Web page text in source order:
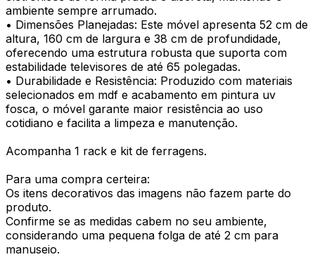
ambiente sempre arrumado.
• Dimensões Planejadas: Este móvel apresenta 52 cm de
altura, 160 cm de largura e 38 cm de profundidade,
oferecendo uma estrutura robusta que suporta com
estabilidade televisores de até 65 polegadas.
• Durabilidade e Resistência: Produzido com materiais
selecionados em mdf e acabamento em pintura uv
fosca, o móvel garante maior resistência ao uso
cotidiano e facilita a limpeza e manutenção.
Acompanha 1 rack e kit de ferragens.
Para uma compra certeira:
Os itens decorativos das imagens não fazem parte do
produto.
Confirme se as medidas cabem no seu ambiente,
considerando uma pequena folga de até 2 cm para
manuseio.